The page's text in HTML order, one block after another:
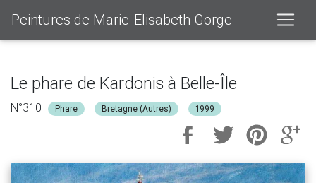
Peintures de Marie-Elisabeth Gorge
Le phare de Kardonis à Belle-Île
N°310 Phare Bretagne (Autres) 1999